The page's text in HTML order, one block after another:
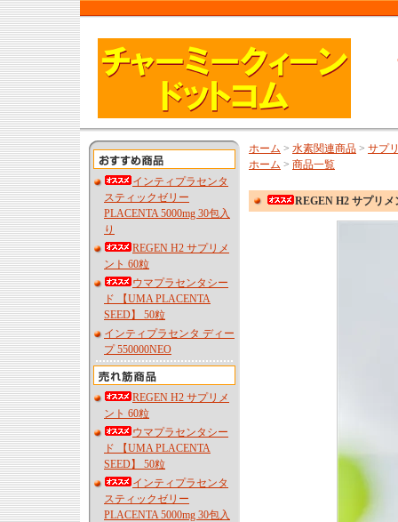
インティプラセンタ
スティックゼリー
PLACENTA 5000mg 30包入
り
REGEN H2 サプリメ
ント 60粒
ウマプラセンタシー
ド 【UMA PLACENTA
SEED】 50粒
インティプラセンタ ディー
プ 550000NEO
REGEN H2 サプリメ
ント 60粒
ウマプラセンタシー
ド 【UMA PLACENTA
SEED】 50粒
インティプラセンタ
スティックゼリー
PLACENTA 5000mg 30包入
ホーム > 水素関連商品 > サプ
ホーム > 商品一覧
REGEN H2 サプリメ